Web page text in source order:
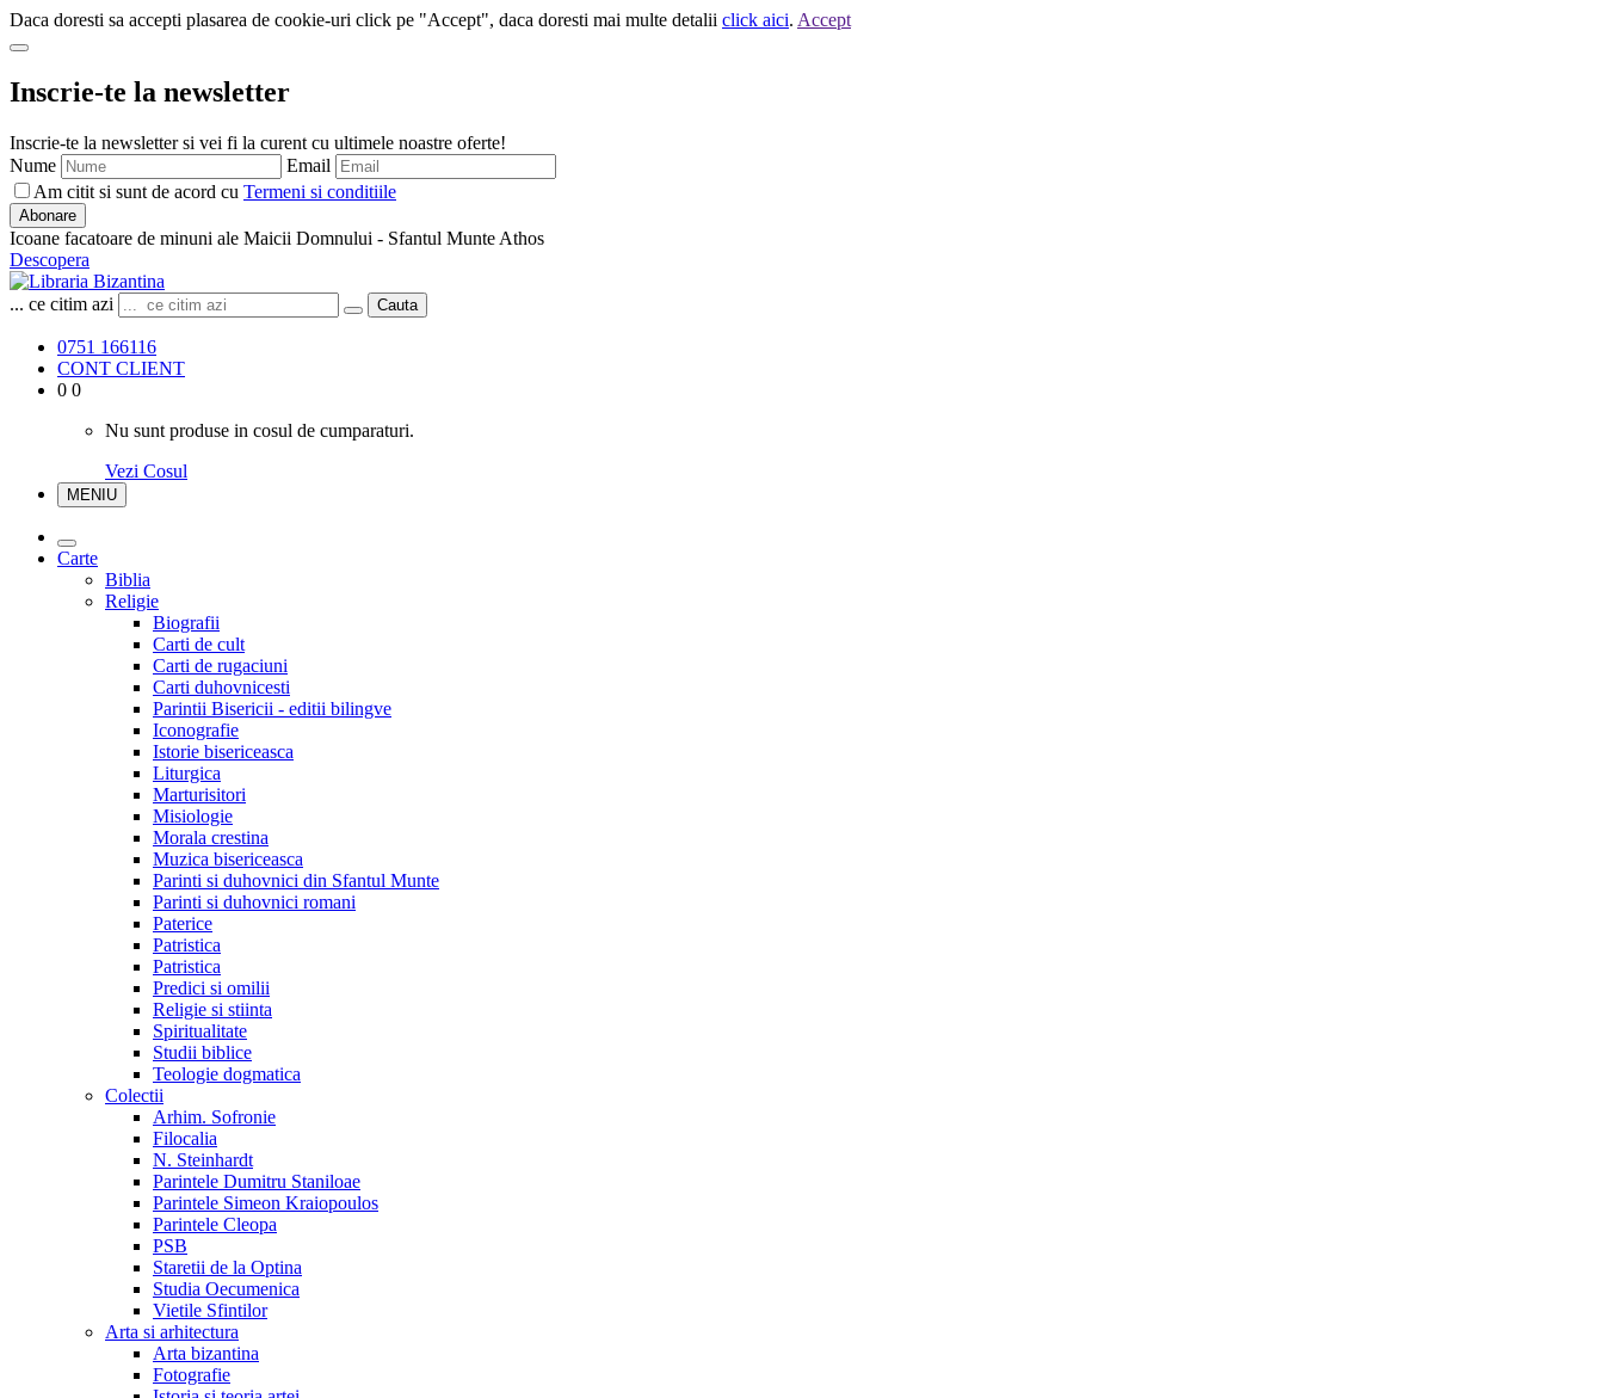
Daca doresti sa accepti plasarea de cookie-uri click pe "Accept", daca doresti mai multe detalii click aici. Accept
Inscrie-te la newsletter
Inscrie-te la newsletter si vei fi la curent cu ultimele noastre oferte!
Nume
Email
Am citit si sunt de acord cu Termeni si conditiile
Abonare
Icoane facatoare de minuni ale Maicii Domnului - Sfantul Munte Athos
Descopera
... ce citim azi Cauta
0751 166116
CONT CLIENT
0 0
Nu sunt produse in cosul de cumparaturi.
Vezi Cosul
MENIU
Carte
Biblia
Religie
Biografii
Carti de cult
Carti de rugaciuni
Carti duhovnicesti
Parintii Bisericii - editii bilingve
Iconografie
Istorie bisericeasca
Liturgica
Marturisitori
Misiologie
Morala crestina
Muzica bisericeasca
Parinti si duhovnici din Sfantul Munte
Parinti si duhovnici romani
Paterice
Patristica
Patristica
Predici si omilii
Religie si stiinta
Spiritualitate
Studii biblice
Teologie dogmatica
Colectii
Arhim. Sofronie
Filocalia
N. Steinhardt
Parintele Dumitru Staniloae
Parintele Simeon Kraiopoulos
Parintele Cleopa
PSB
Staretii de la Optina
Studia Oecumenica
Vietile Sfintilor
Arta si arhitectura
Arta bizantina
Fotografie